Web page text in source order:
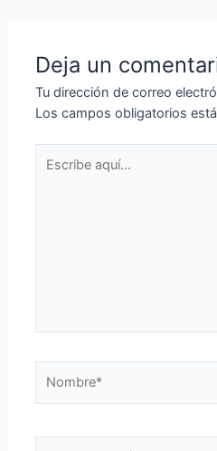
Deja un
Tu dirección de correo
Los campos obligatorios
aquí...